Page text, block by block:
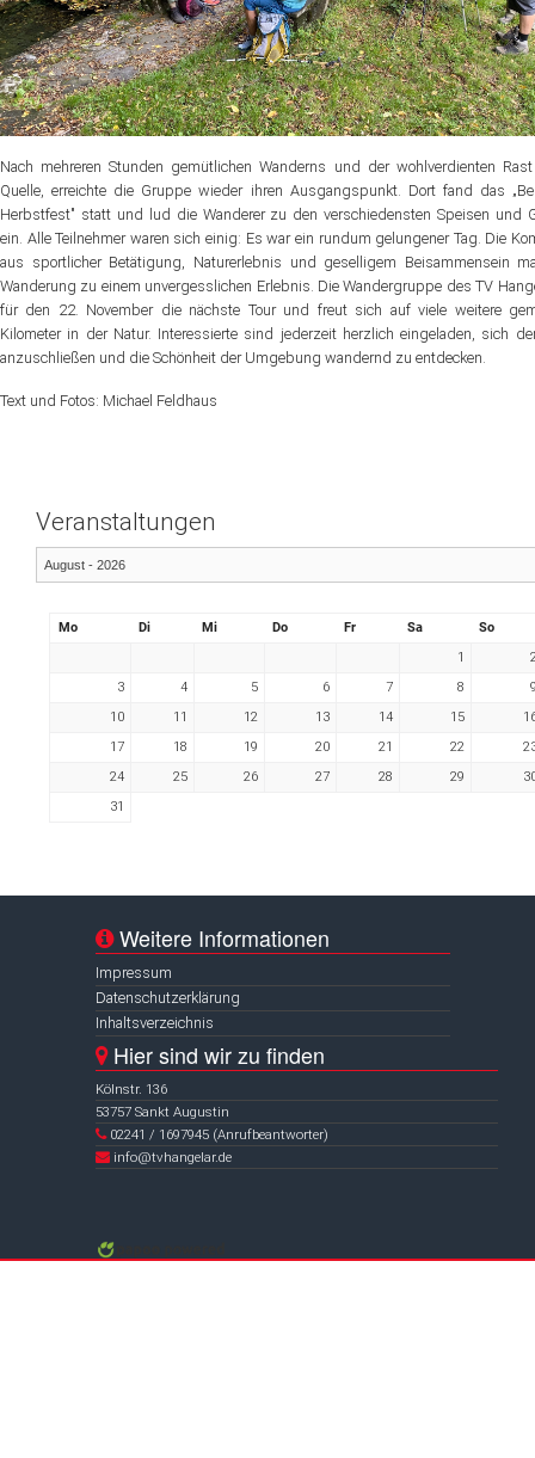
Nach mehreren Stunden gemütlichen Wanderns und der wohlverdienten
Quelle, erreichte die Gruppe wieder ihren Ausgangspunkt. Dort fand das
Herbstfest" statt und lud die Wanderer zu den verschiedensten Speisen und
ein. Alle Teilnehmer waren sich einig: Es war ein rundum gelungener Tag. Die
aus sportlicher Betätigung, Naturerlebnis und geselligem Beisammensein
Wanderung zu einem unvergesslichen Erlebnis. Die Wandergruppe des TV
für den 22. November die nächste Tour und freut sich auf viele weitere
Kilometer in der Natur. Interessierte sind jederzeit herzlich eingeladen, sich
anzuschließen und die Schönheit der Umgebung wandernd zu entdecken.
Text und Fotos: Michael Feldhaus
Veranstaltungen
Mo Di Mi Do Fr Sa
So
1
3
4 5 6 7 8
10
11 12 13 14 15
17
18 19 20 21 22
24
25 26 27 28 29
31
Weitere Informationen
Impressum
Datenschutzerklärung
Inhaltsverzeichnis
Hier sind wir zu finden
Kölnstr. 136
53757 Sankt Augustin
02241 / 1697945 (Anrufbeantworter)
info@tvhangelar.de